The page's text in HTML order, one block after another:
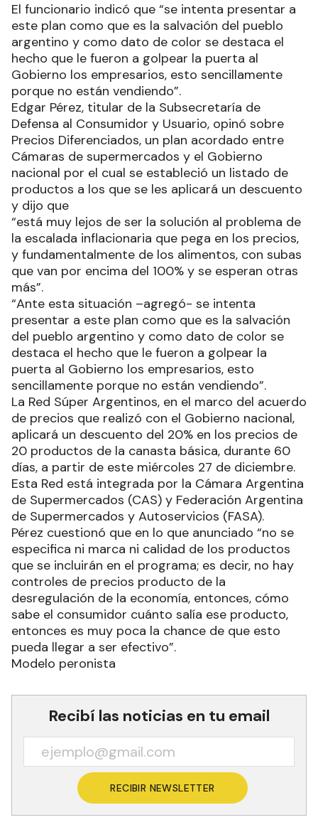
El funcionario indicó que “se intenta presentar a
este plan como que es la salvación del pueblo
argentino y como dato de color se destaca el
hecho que le fueron a golpear la puerta al
Gobierno los empresarios, esto sencillamente
porque no están vendiendo”.
Edgar Pérez, titular de la Subsecretaría de
Defensa al Consumidor y Usuario, opinó sobre
Precios Diferenciados, un plan acordado entre
Cámaras de supermercados y el Gobierno
nacional por el cual se estableció un listado de
productos a los que se les aplicará un descuento
y dijo que
“está muy lejos de ser la solución al problema de
la escalada inflacionaria que pega en los precios,
y fundamentalmente de los alimentos, con subas
que van por encima del 100% y se esperan otras
más”.
“Ante esta situación –agregó- se intenta
presentar a este plan como que es la salvación
del pueblo argentino y como dato de color se
destaca el hecho que le fueron a golpear la
puerta al Gobierno los empresarios, esto
sencillamente porque no están vendiendo”.
La Red Súper Argentinos, en el marco del acuerdo
de precios que realizó con el Gobierno nacional,
aplicará un descuento del 20% en los precios de
20 productos de la canasta básica, durante 60
días, a partir de este miércoles 27 de diciembre.
Esta Red está integrada por la Cámara Argentina
de Supermercados (CAS) y Federación Argentina
de Supermercados y Autoservicios (FASA).
Pérez cuestionó que en lo que anunciado “no se
especifica ni marca ni calidad de los productos
que se incluirán en el programa; es decir, no hay
controles de precios producto de la
desregulación de la economía, entonces, cómo
sabe el consumidor cuánto salía ese producto,
entonces es muy poca la chance de que esto
pueda llegar a ser efectivo”.
Modelo peronista
Recibí las noticias en tu email
RECIBIR NEWSLETTER